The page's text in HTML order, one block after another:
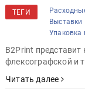
ТЕГИ
Выставки |
Упаковка
B2Print представит
флексографской и
Читать далее